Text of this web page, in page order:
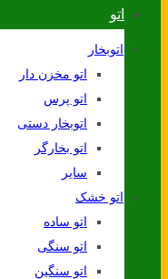
اتو
اتوبخار
اتو مخزن دار
اتو پرس
اتوبخار دستی
اتو بخارگر
سایر
اتو خشک
اتو ساده
اتو سنگی
اتو سنگین